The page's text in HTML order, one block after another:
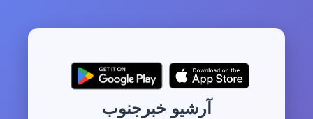
آرشیو خبرجنوب